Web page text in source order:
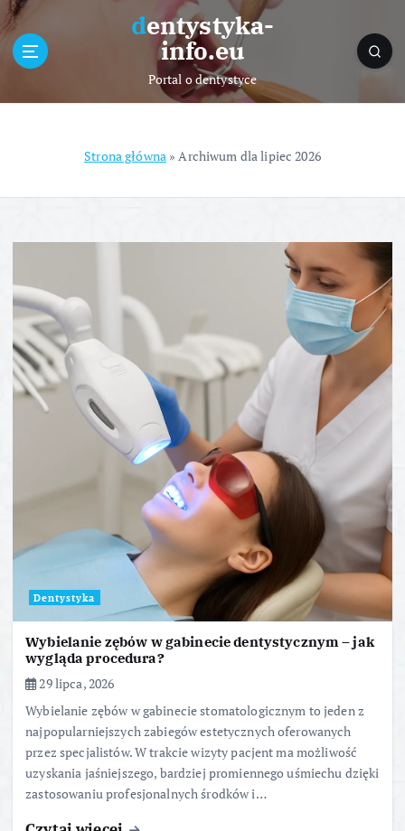
t
dentystyka-
info.eu
Portal o dentystyce
Strona główna »Archiwum dla lipiec 2026
Dentystyka
Wybielanie zębów w gabinecie dentystycznym – jak
wygląda procedura?
29 lipca, 2026
Wybielanie zębów w gabinecie stomatologicznym to jeden z
najpopularniejszych zabiegów estetycznych oferowanych
przez specjalistów. W trakcie wizyty pacjent ma możliwość
uzyskania jaśniejszego, bardziej promiennego uśmiechu dzięki
zastosowaniu profesjonalnych środków i…